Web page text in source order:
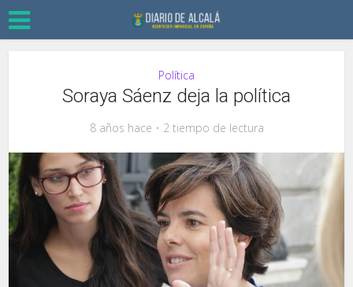
Política
Soraya Sáenz deja la política
8 años hace 2 tiempo de lectura